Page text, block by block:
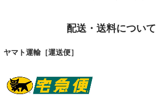
配送・送料について
ヤマト運輸［運送便］